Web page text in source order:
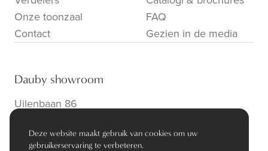
Onze toonzaal
Contact
FAQ
Gezien in de media
Dauby showroom
Uilenbaan 86
info@dauby.be|+32 3 354 16 86
Deze website maakt gebruik van cookies om uw
gebruikerservaring te verbeteren.